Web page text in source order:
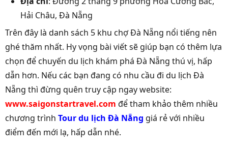
Hải Châu, Đà Nẵng
Trên đây là danh sách 5 khu chợ Đà Nẵng nổi tiếng nên
ghé thăm nhất. Hy vọng bài viết sẽ giúp bạn có thêm lựa
chọn để chuyến du lịch khám phá Đà Nẵng thú vị, hấp
dẫn hơn. Nếu các bạn đang có nhu cầu đi du lịch Đà
Nẵng thì đừng quên truy cập ngay website:
www.saigonstartravel.com để tham khảo thêm nhiều
chương trình Tour du lịch Đà Nẵng giá rẻ với nhiều
điểm đến mới lạ, hấp dẫn nhé.